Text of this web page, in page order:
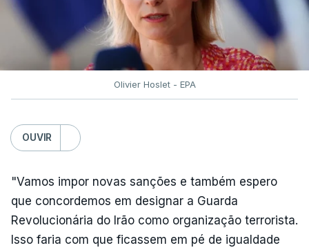
Olivier Hoslet - EPA
OUVIR
"Vamos impor novas sanções e também espero
que concordemos em designar a Guarda
Revolucionária do Irão como organização terrorista.
Isso faria com que ficassem em pé de igualdade